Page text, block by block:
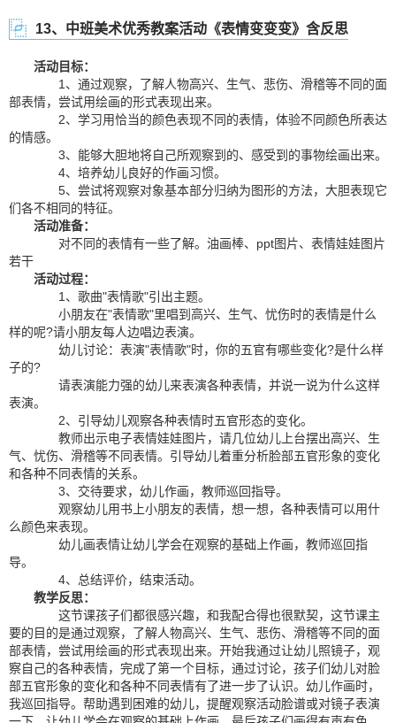
13、中班美术优秀教案活动《表情变变变》含反思
活动目标：
1、通过观察，了解人物高兴、生气、悲伤、滑稽等不同的面
部表情，尝试用绘画的形式表现出来。
2、学习用恰当的颜色表现不同的表情，体验不同颜色所表达
的情感。
3、能够大胆地将自己所观察到的、感受到的事物绘画出来。
4、培养幼儿良好的作画习惯。
5、尝试将观察对象基本部分归纳为图形的方法，大胆表现它
们各不相同的特征。
活动准备：
对不同的表情有一些了解。油画棒、ppt图片、表情娃娃图片
若干
活动过程：
1、歌曲"表情歌"引出主题。
小朋友在"表情歌"里唱到高兴、生气、忧伤时的表情是什么
样的呢?请小朋友每人边唱边表演。
幼儿讨论：表演"表情歌"时，你的五官有哪些变化?是什么样
子的?
请表演能力强的幼儿来表演各种表情，并说一说为什么这样
表演。
2、引导幼儿观察各种表情时五官形态的变化。
教师出示电子表情娃娃图片，请几位幼儿上台摆出高兴、生
气、忧伤、滑稽等不同表情。引导幼儿着重分析脸部五官形象的变化
和各种不同表情的关系。
3、交待要求，幼儿作画，教师巡回指导。
观察幼儿用书上小朋友的表情，想一想，各种表情可以用什
么颜色来表现。
幼儿画表情让幼儿学会在观察的基础上作画，教师巡回指
导。
4、总结评价，结束活动。
教学反思：
这节课孩子们都很感兴趣，和我配合得也很默契，这节课主
要的目的是通过观察，了解人物高兴、生气、悲伤、滑稽等不同的面
部表情，尝试用绘画的形式表现出来。开始我通过让幼儿照镜子，观
察自己的各种表情，完成了第一个目标，通过讨论，孩子们幼儿对脸
部五官形象的变化和各种不同表情有了进一步了认识。幼儿作画时，
我巡回指导。帮助遇到困难的幼儿，提醒观察活动脸谱或对镜子表演